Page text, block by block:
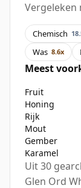
Vergeleken
Chemisch
Was 8.6x
Meest
Fruit
Honing
Rijk
Mout
Gember
Karamel
Uit 30
Glen Ord